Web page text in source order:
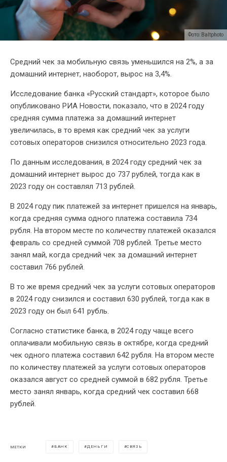
Фото: Baltphoto
Средний чек за мобильную связь уменьшился на 2%, а за
домашний интернет, наоборот, вырос на 3,4%.
Исследование банка «Русский стандарт», которое было
опубликовано РИА Новости, показало, что в 2024 году
средняя сумма платежа за домашний интернет
увеличилась, в то время как средний чек за услуги
сотовых операторов снизился относительно 2023 года.
По данным исследования, в 2024 году средний чек за
домашний интернет вырос до 737 рублей, тогда как в
2023 году он составлял 713 рублей.
В 2024 году пик платежей за интернет пришелся на январь,
когда средняя сумма одного платежа составила 734
рубля. На втором месте по количеству платежей оказался
февраль со средней суммой 708 рублей. Третье место
занял май, когда средний чек за домашний интернет
составил 766 рублей.
В то же время средний чек за услуги сотовых операторов
в 2024 году снизился и составил 630 рублей, тогда как в
2023 году он был 641 рубль.
Согласно статистике банка, в 2024 году чаще всего
оплачивали мобильную связь в октябре, когда средний
чек одного платежа составил 642 рубля. На втором месте
по количеству платежей за услуги сотовых операторов
оказался август со средней суммой в 682 рубля. Третье
место занял январь, когда средний чек составил 668
рублей.
МЕТКИ БАНК ДЕНЬГИ СВЯЗЬ